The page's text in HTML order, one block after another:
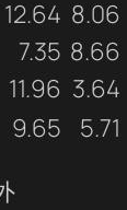
12.64 8.06
7.35 8.66
11.96 3.64
9.65 5.71